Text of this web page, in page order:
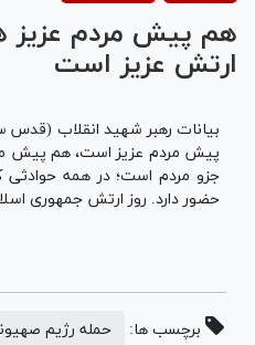
هم پیش مردم
ارتش عزیز است
بیانات رهبر شهید انقلاب
پیش مردم عزیز است، هم پیش
جزو مردم است؛ در همه حوادثی
حضور دارد. روز ارتش جمهوری
برچسب ها: حمله رژیم